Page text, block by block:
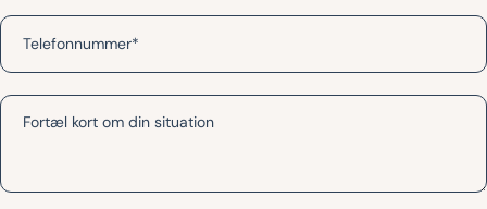
Telefonnummer
Besked